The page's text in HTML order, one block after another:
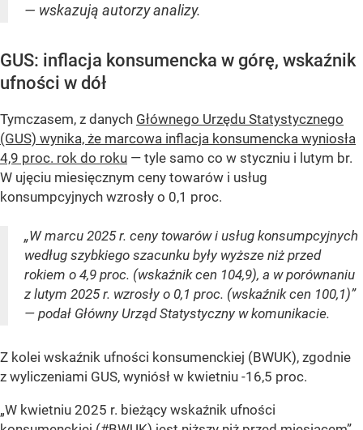
— wskazują autorzy analizy.
GUS: inflacja konsumencka w górę, wskaźnik
ufności w dół
Tymczasem, z danych Głównego Urzędu Statystycznego
(GUS) wynika, że marcowa inflacja konsumencka wyniosła
4,9 proc. rok do roku — tyle samo co w styczniu i lutym br.
W ujęciu miesięcznym ceny towarów i usług
konsumpcyjnych wzrosły o 0,1 proc.
„W marcu 2025 r. ceny towarów i usług konsumpcyjnych
według szybkiego szacunku były wyższe niż przed
rokiem o 4,9 proc. (wskaźnik cen 104,9), a w porównaniu
z lutym 2025 r. wzrosły o 0,1 proc. (wskaźnik cen 100,1)”
— podał Główny Urząd Statystyczny w komunikacie.
Z kolei wskaźnik ufności konsumenckiej (BWUK), zgodnie
z wyliczeniami GUS, wyniósł w kwietniu -16,5 proc.
„W kwietniu 2025 r. bieżący wskaźnik ufności